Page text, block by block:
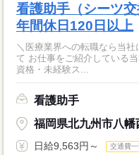
看護助手（シーツ
年間休日120日以上
＼医療業界への転職なら当
て お仕事をご紹介している当社。 登録スタッフさんの半数
資格・未経験ス...
看護助手
福岡県北九州市八幡
日給9,563円～ 交通費